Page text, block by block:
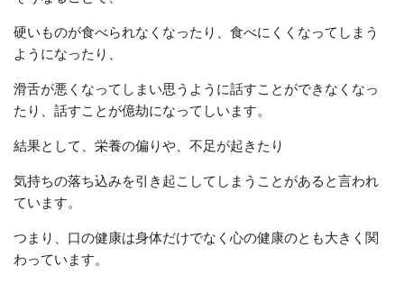
硬いものが食べられなくなったり、食べにくくなってしまう
ようになったり、
滑舌が悪くなってしまい思うように話すことができなくなっ
たり、話すことが億劫になってしいます。
結果として、栄養の偏りや、不足が起きたり
気持ちの落ち込みを引き起こしてしまうことがあると言われ
ています。
つまり、口の健康は身体だけでなく心の健康のとも大きく関
わっています。